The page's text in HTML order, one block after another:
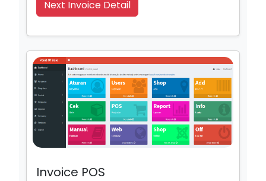
Next Invoice Detail
Invoice POS